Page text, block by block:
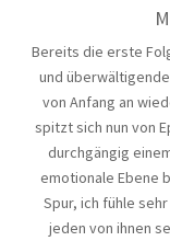
Bereits die erste
und
von Anfang an
spitzt sich nun von
durchgängig
emotionale Ebene
Spur, ich fühle
jeden von ihnen